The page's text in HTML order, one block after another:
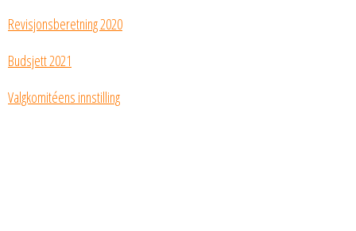
Revisjonsberetning 2020
Budsjett 2021
Valgkomitéens innstilling